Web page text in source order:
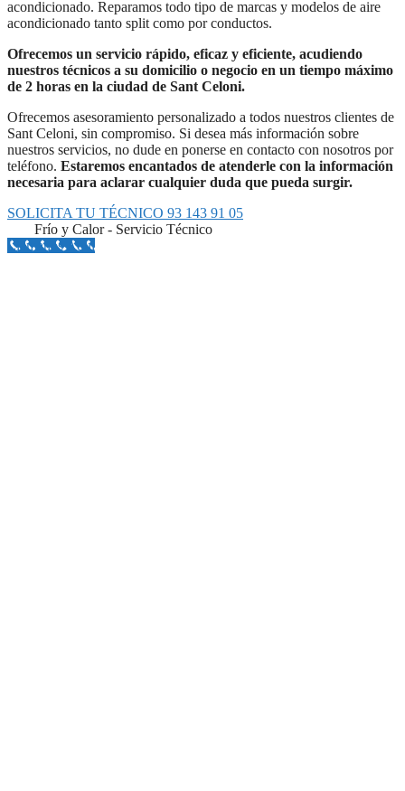
acondicionado. Reparamos todo tipo de marcas y modelos de aire
acondicionado tanto split como por conductos.
Ofrecemos un servicio rápido, eficaz y eficiente, acudiendo
nuestros técnicos a su domicilio o negocio en un tiempo máximo
de 2 horas en la ciudad de Sant Celoni.
Ofrecemos asesoramiento personalizado a todos nuestros clientes de
Sant Celoni, sin compromiso. Si desea más información sobre
nuestros servicios, no dude en ponerse en contacto con nosotros por
teléfono. Estaremos encantados de atenderle con la información
necesaria para aclarar cualquier duda que pueda surgir.
SOLICITA TU TÉCNICO 93 143 91 05
Frío y Calor - Servicio Técnico
Llámanos Aquí